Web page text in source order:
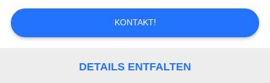
FORDERN
KONTAKT!
DETAILS ENTFALTEN